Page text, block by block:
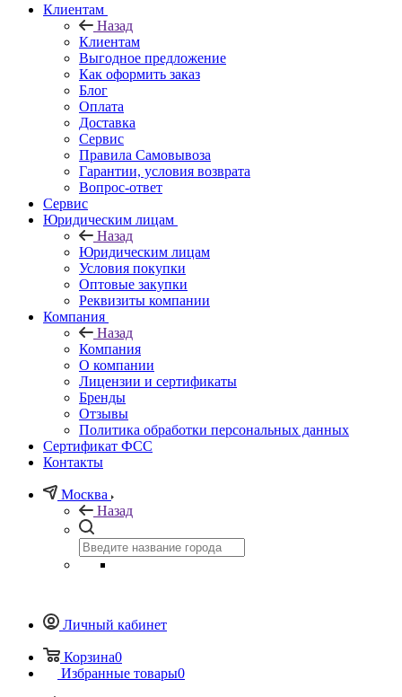
Клиентам
Назад
Клиентам
Выгодное предложение
Как оформить заказ
Блог
Оплата
Доставка
Сервис
Правила Самовывоза
Гарантии, условия возврата
Вопрос-ответ
Сервис
Юридическим лицам
Назад
Юридическим лицам
Условия покупки
Оптовые закупки
Реквизиты компании
Компания
Назад
Компания
О компании
Лицензии и сертификаты
Бренды
Отзывы
Политика обработки персональных данных
Сертификат ФСС
Контакты
Москва
Назад
Личный кабинет
Корзина0
Избранные товары0